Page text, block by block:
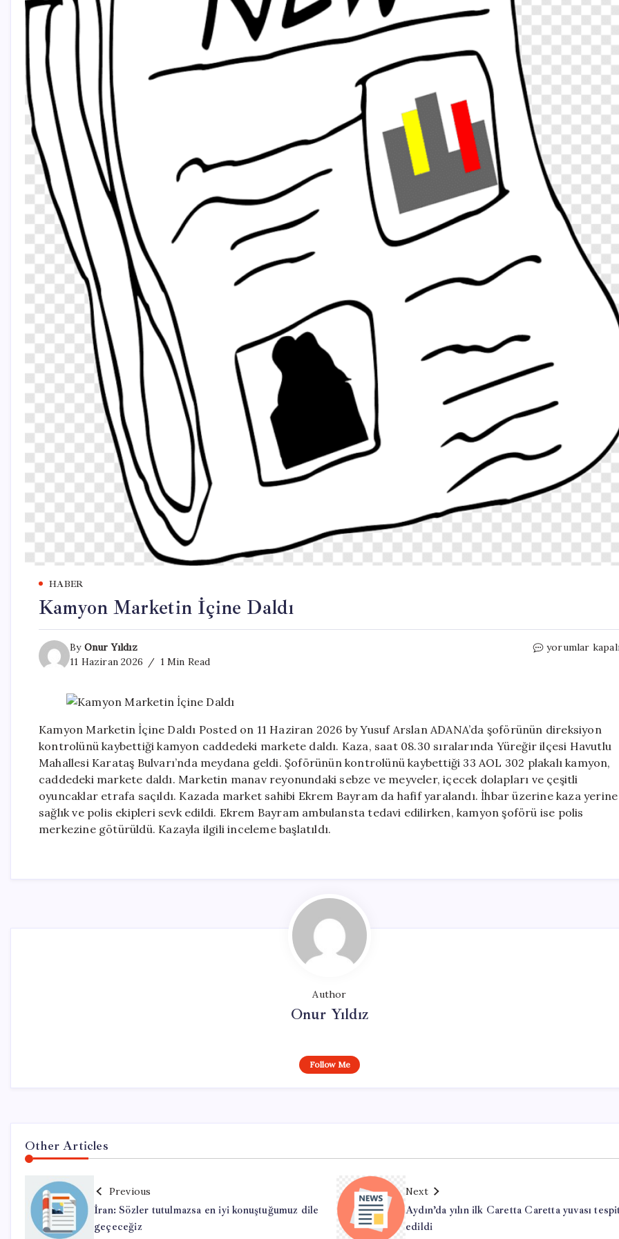
HABER
Kamyon Marketin İçine Daldı
By Onur Yıldız
11 Haziran 2026
1 Min Read
Kamyon
yorumlar
Kamyon Marketin İçine Daldı Posted on 11 Haziran 2026 by Yusuf Arslan ADANA’da şoförünün direksiyon
kontrolünü kaybettiği kamyon caddedeki markete daldı. Kaza, saat 08.30 sıralarında Yüreğir ilçesi Havutlu
Mahallesi Karataş Bulvarı’nda meydana geldi. Şoförünün kontrolünü kaybettiği 33 AOL 302 plakalı kamyon,
caddedeki markete daldı. Marketin manav reyonundaki sebze ve meyveler, içecek dolapları ve çeşitli
oyuncaklar etrafa saçıldı. Kazada market sahibi Ekrem Bayram da hafif yaralandı. İhbar üzerine kaza yerine
sağlık ve polis ekipleri sevk edildi. Ekrem Bayram ambulansta tedavi edilirken, kamyon şoförü ise polis
merkezine götürüldü. Kazayla ilgili inceleme başlatıldı.
Author
Onur Yıldız
Follow Me
Other Articles
Previous
İran: Sözler tutulmazsa en iyi konuştuğumuz dile
geçeceğiz
Next
Aydın’da yılın ilk Caretta Caretta yuvası
edildi